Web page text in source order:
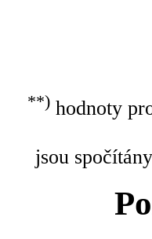
**)hodnoty
jsou